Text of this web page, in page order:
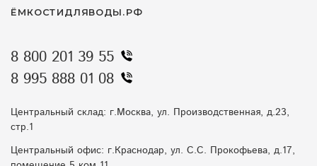
ЁМКОСТИДЛЯВОДЫ.РФ
8 800 201 39 55
8 995 888 01 08
Центральный склад: г.Москва, ул. Производственная, д.23,
стр.1
Центральный офис: г.Краснодар, ул. С.С. Прокофьева, д.17,